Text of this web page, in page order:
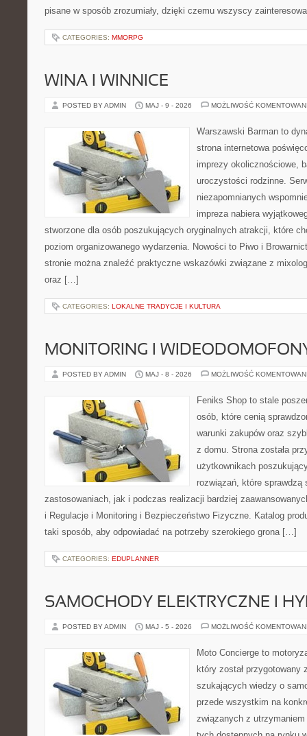
pisane w sposób zrozumiały, dzięki czemu wszyscy
CATEGORIES: MMORPG
WINA I WINNICE
POSTED BY ADMIN MAJ - 9 - 2026 MOŻLIWOŚĆ
Warszawski Barman to
strona internetowa
imprezy okolicznościowe,
uroczystości rodzinne.
niezapomnianych
impreza nabiera
stworzone dla osób poszukujących oryginalnych atrakcji, które
poziom organizowanego wydarzenia. Nowości to Piwo i
stronie można znaleźć praktyczne wskazówki związane z
oraz […]
CATEGORIES: LOKALNE TRADYCJE I KULTURA
MONITORING I
POSTED BY ADMIN MAJ - 8 - 2026 MOŻLIWOŚĆ
Feniks Shop to stale
osób, które cenią
warunki zakupów oraz
z domu. Strona została
użytkownikach
rozwiązań, które sprawdzą
zastosowaniach, jak i podczas realizacji bardziej
i Regulacje i Monitoring i Bezpieczeństwo Fizyczne. Katalog
taki sposób, aby odpowiadać na potrzeby szerokiego grona […]
CATEGORIES: EDUPLANNER
SAMOCHODY ELEKTRYCZNE I
POSTED BY ADMIN MAJ - 5 - 2026 MOŻLIWOŚĆ
Moto Concierge to
który został przygotowany
szukających wiedzy o
przede wszystkim na
związanych z utrzymaniem